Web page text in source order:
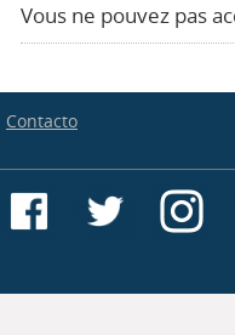
Vous ne pouvez pas
Contacto